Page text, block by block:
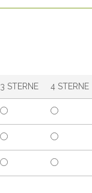
3 STERNE 4 STERNE